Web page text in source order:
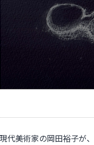
現代美術家の岡田裕子が